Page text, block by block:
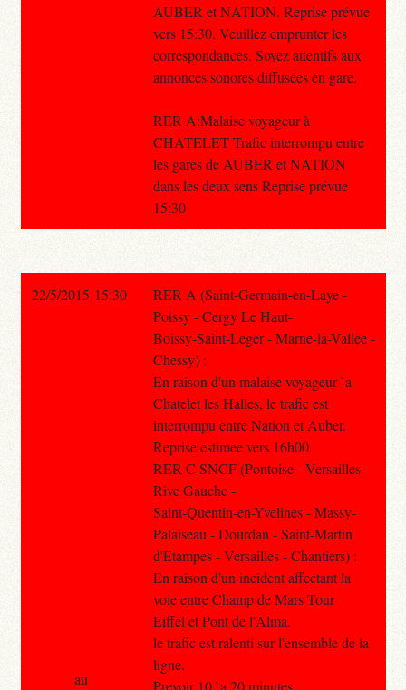
AUBER et NATION. Reprise prévue
vers 15:30. Veuillez emprunter les
correspondances. Soyez attentifs aux
annonces sonores diffusées en gare.
RER A:Malaise voyageur à
CHATELET Trafic interrompu entre
les gares de AUBER et NATION
dans les deux sens Reprise prévue
15:30
22/5/2015 15:30
RER A (Saint-Germain-en-Laye -
Poissy - Cergy Le Haut-
Boissy-Saint-Leger - Marne-la-Vallee -
Chessy) :
En raison d'un malaise voyageur `a
Chatelet les Halles, le trafic est
interrompu entre Nation et Auber.
Reprise estimee vers 16h00
RER C SNCF (Pontoise - Versailles -
Rive Gauche -
Saint-Quentin-en-Yvelines - Massy-
Palaiseau - Dourdan - Saint-Martin
d'Etampes - Versailles - Chantiers) :
En raison d'un incident affectant la
voie entre Champ de Mars Tour
Eiffel et Pont de l'Alma.
le trafic est ralenti sur l'ensemble de la
ligne.
Prevoir 10 `a 20 minutes
au